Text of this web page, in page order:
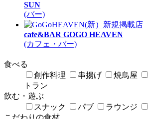
SUN
(バー)
新規掲載店
cafe&BAR GOGO HEAVEN
(カフェ・バー)
食べる
創作料理
串揚げ 焼鳥屋
トラン
飲む・遊ぶ
スナック
パブ ラウンジ
こだわりの食材